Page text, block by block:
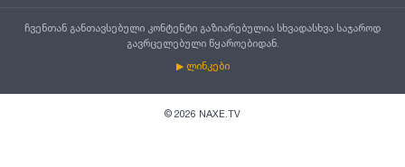
ჩვენთან განთავსებული კონტენტი გაზიარებულია სხვადასხვა საჯაროდ
გავრცელებული წყაროებიდან.
▶ ლინკები
© 2026 NAXE.TV